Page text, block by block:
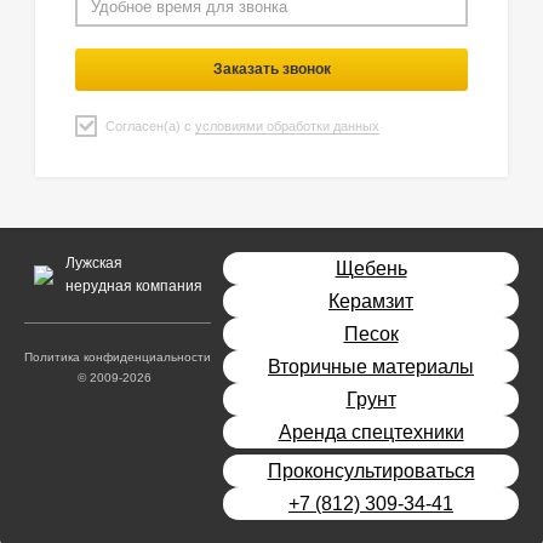
Заказать звонок
Согласен(а) с условиями обработки данных
Лужская
нерудная компания
Политика конфиденциальности
© 2009-2026
Щебень
Керамзит
Песок
Вторичные материалы
Грунт
Аренда спецтехники
Проконсультироваться